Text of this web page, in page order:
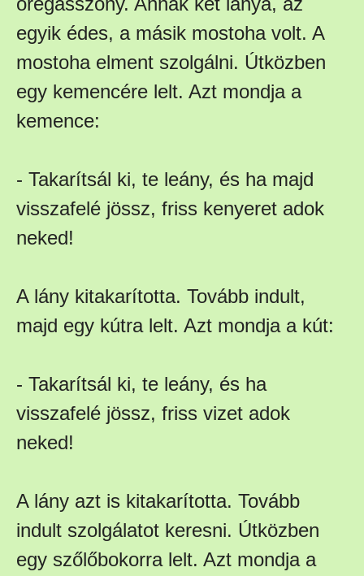
egyik édes, a másik mostoha volt. A
mostoha elment szolgálni. Útközben
egy kemencére lelt. Azt mondja a
kemence:
- Takarítsál ki, te leány, és ha majd
visszafelé jössz, friss kenyeret adok
neked!
A lány kitakarította. Tovább indult,
majd egy kútra lelt. Azt mondja a kút:
- Takarítsál ki, te leány, és ha
visszafelé jössz, friss vizet adok
neked!
A lány azt is kitakarította. Tovább
indult szolgálatot keresni. Útközben
egy szőlőbokorra lelt. Azt mondja a